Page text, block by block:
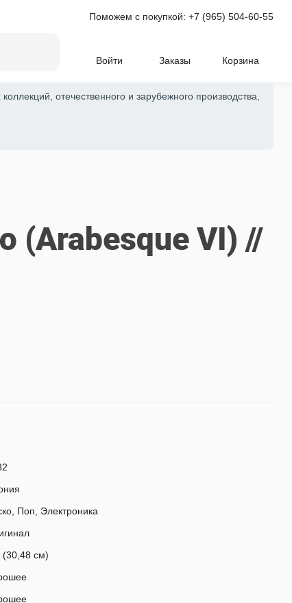
Поможем с покупкой:+7 (965) 504-60-55
Войти Заказы Корзина
отечественного и зарубежного производства,
(Arabesque VI) //
Поп, Электроника
(30,48 см)